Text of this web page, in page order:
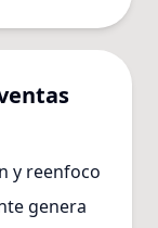
y reenfoco
genera